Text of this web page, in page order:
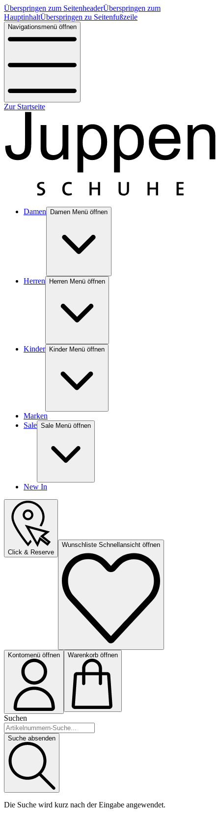
Überspringen zum SeitenheaderÜberspringen zum
HauptinhaltÜberspringen zu Seitenfußzeile
Navigationsmenü öffnen
Zur Startseite
Damen Damen Menü öffnen
Herren Herren Menü öffnen
Kinder Kinder Menü öffnen
Marken
Sale Sale Menü öffnen
New In
Click & Reserve
Wunschliste Schnellansicht öffnen
Kontomenü öffnen Warenkorb öffnen
Suchen
Suche absenden
Die Suche wird kurz nach der Eingabe angewendet.